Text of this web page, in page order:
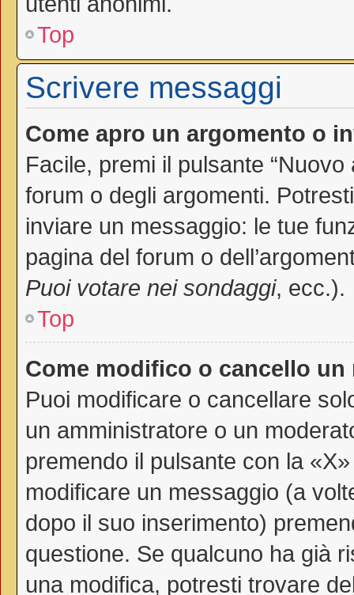
Top
Scrivere messaggi
Come apro un argomento o
Facile, premi il pulsante
forum o degli argomenti.
inviare un messaggio: le tue
pagina del forum o
Puoi votare nei sondaggi, ecc.).
Top
Come modifico o cancello un
Puoi modificare o cancellare
un amministratore o un
premendo il pulsante con la
modificare un messaggio (a
dopo il suo inserimento)
questione. Se qualcuno ha già
una modifica, potresti trovare